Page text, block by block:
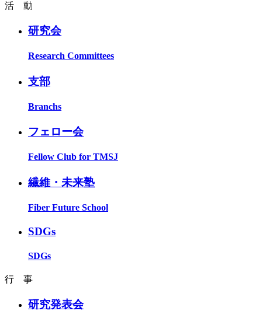
活 動
研究会
Research Committees
支部
Branchs
フェロー会
Fellow Club for TMSJ
繊維・未来塾
Fiber Future School
SDGs
SDGs
行 事
研究発表会